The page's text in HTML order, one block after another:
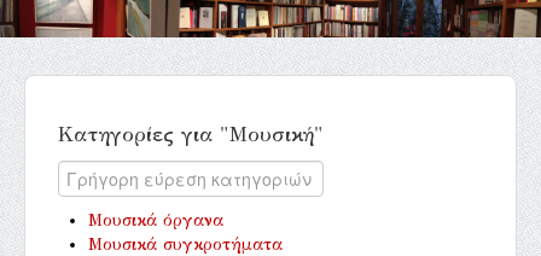
Επικοινωνία
Κατηγορίες για "Μουσική"
Μουσικά όργανα
Μουσικά συγκροτήματα